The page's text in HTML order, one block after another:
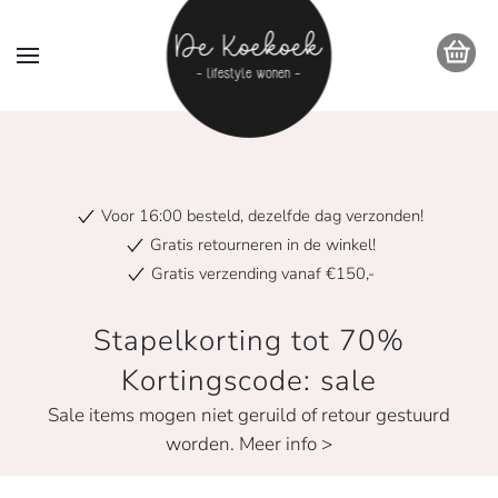
Voor 16:00 besteld, dezelfde dag verzonden!
Gratis retourneren in de winkel!
Gratis verzending vanaf €150,-
Stapelkorting tot 70%
Kortingscode: sale
Sale items mogen niet geruild of retour gestuurd
worden. Meer info >